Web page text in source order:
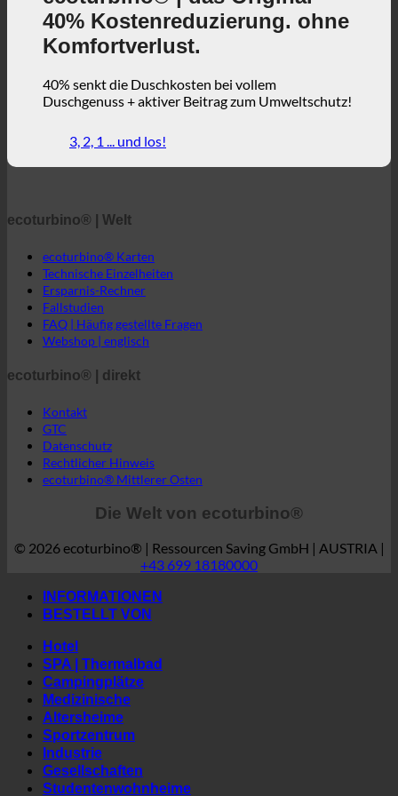
3, 2, 1 ... und los!
ecoturbino® | Welt
Technische Einzelheiten
Webshop | englisch
Kontakt
GTC
Datenschutz
Rechtlicher Hinweis
ecoturbino® Mittlerer Osten
Die Welt von ecoturbino®
© 2026 ecoturbino® | Ressourcen Saving GmbH | AUSTRIA |
INFORMATIONEN
BESTELLT VON
Campingplätze
Altersheime
Sportzentrum
Industrie
Gesellschaften
Studentenwohnheime
LAND
Österreich
Kroatien
Deutschland
Irland
Italien
Ungarn